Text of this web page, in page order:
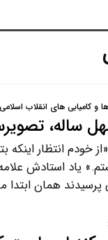
و کامیابی های انقلاب
چهل ساله،
انتظار اینکه
یاد استادش
همان ابتدا